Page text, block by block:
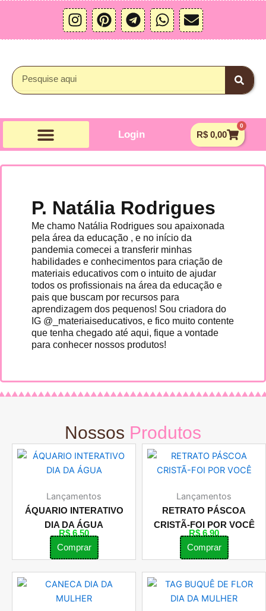
I
n
s
a
a
P
i
n
s
T
e
l
m
W
h
a
p
E
n
v
e
Pesquisar
Login R$0,00
0
P. Natália Rodrigues
Me chamo Natália Rodrigues sou apaixonada
pela área da educação , e no início da
pandemia comecei a transferir minhas
habilidades e conhecimentos para criação de
materiais educativos com o intuito de ajudar
todos os profissionais na área da educação e
pais que buscam por recursos para
aprendizagem dos pequenos! Sou criadora do
IG @_materiaiseducativos, e fico muito contente
que tenha chegado até aqui, fique a vontade
para conhecer nossos produtos!
Nossos Produtos
Lançamentos
ÁQUARIO INTERATIVO
DIA DA ÁGUA
R$ 6,50
Comprar
Lançamentos
RETRATO PÁSCOA
CRISTÃ-FOI POR VOCÊ
R$ 6,90
Comprar